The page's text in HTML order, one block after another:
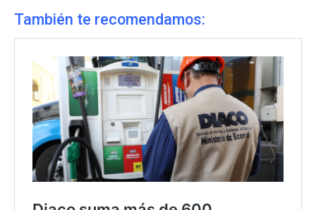
También te recomendamos: